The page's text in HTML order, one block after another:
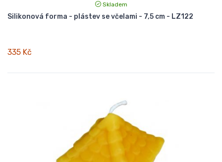
Skladem
Silikonová forma - plástev se včelami - 7,5 cm - LZ122
335 Kč